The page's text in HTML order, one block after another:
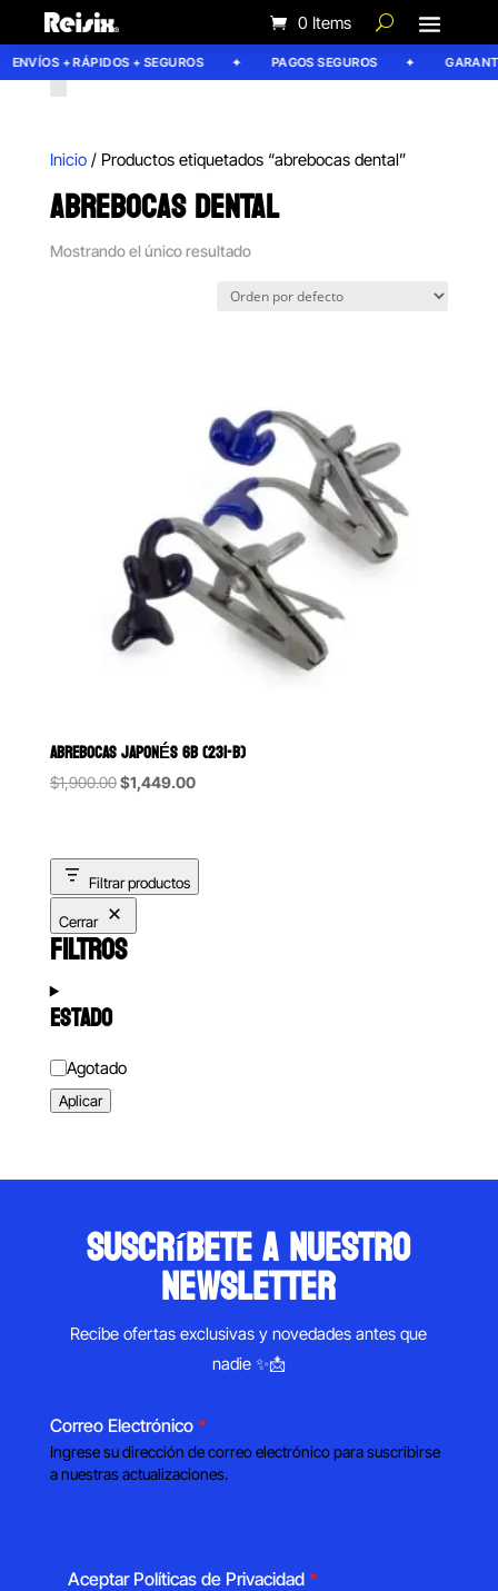
0 Items
ENVÍOS + RÁPIDOS + SEGUROS PAGOS SEGUROS
Inicio/ Productos etiquetados “abrebocas dental”
ABREBOCAS DENTAL
Mostrando el único resultado
ABREBOCAS JAPONÉS 6B (231-B)
$1,900.00Original
$1,900.00.
$1,449.00Current
$1,449.00.
Filtrar productos
Cerrar
FILTROS
ESTADO
Estado
Agotado
Aplicar
suscríbete a nuestro
newsletter
Recibe ofertas exclusivas y novedades antes que
nadie ✨📩
Correo Electrónico *
Ingrese su dirección de correo electrónico para suscribirse
a nuestras actualizaciones.
Aceptar Políticas de Privacidad *